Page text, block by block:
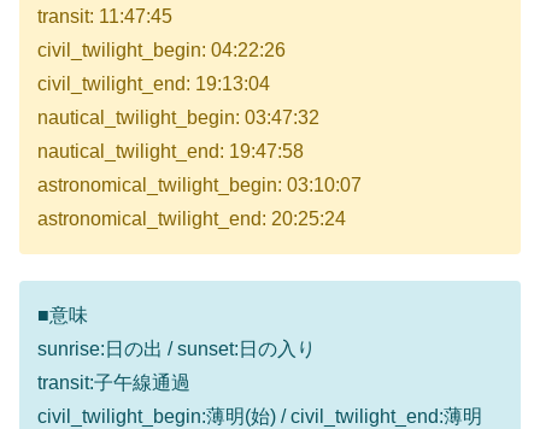
transit: 11:47:45
civil_twilight_begin: 04:22:26
civil_twilight_end: 19:13:04
nautical_twilight_begin: 03:47:32
nautical_twilight_end: 19:47:58
astronomical_twilight_begin: 03:10:07
astronomical_twilight_end: 20:25:24
■意味
sunrise:日の出 / sunset:日の入り
transit:子午線通過
civil_twilight_begin:薄明(始) / civil_twilight_end:薄明